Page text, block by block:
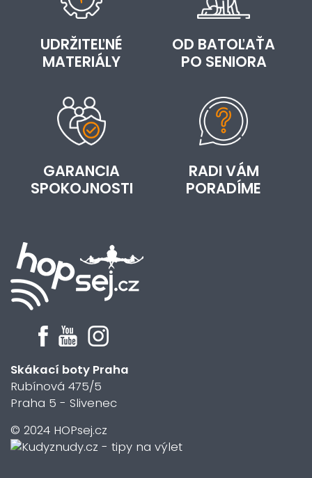
UDRŽITEĽNÉ
MATERIÁLY
OD BATOĽAŤA
PO SENIORA
GARANCIA
SPOKOJNOSTI
RADI VÁM
PORADÍME
Skákací boty Praha
Rubínová 475/5
Praha 5 - Slivenec
© 2024 HOPsej.cz